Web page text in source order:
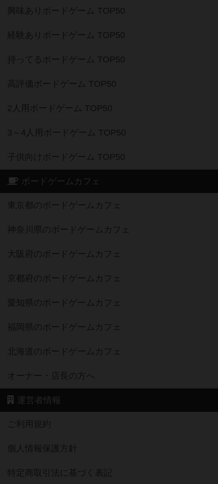
興味ありボードゲーム TOP50
経験ありボードゲーム TOP50
持ってるボードゲーム TOP50
高評価ボードゲーム TOP50
2人用ボードゲーム TOP50
3～4人用ボードゲーム TOP50
子供向けボードゲーム TOP50
ボードゲームカフェ
東京都のボードゲームカフェ
神奈川県のボードゲームカフェ
大阪府のボードゲームカフェ
京都府のボードゲームカフェ
愛知県のボードゲームカフェ
福岡県のボードゲームカフェ
北海道のボードゲームカフェ
オーナー・店長の方へ
運営者情報
ご利用規約
個人情報保護方針
特定商取引法に基づく表記